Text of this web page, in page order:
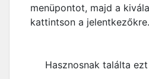
menüpontot, majd a
kattintson a jelentkezőkre.
Hasznosnak találta